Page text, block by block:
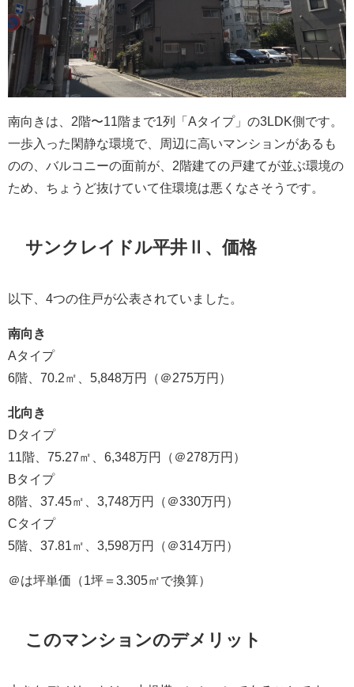
南向きは、2階〜11階まで1列「Aタイプ」の3LDK側です。
一歩入った閑静な環境で、周辺に高いマンションがあるも
のの、バルコニーの面前が、2階建ての戸建てが並ぶ環境の
ため、ちょうど抜けていて住環境は悪くなさそうです。
サンクレイドル平井Ⅱ、価格
以下、4つの住戸が公表されていました。
南向き
Aタイプ
6階、70.2㎡、5,848万円（＠275万円）
北向き
Dタイプ
11階、75.27㎡、6,348万円（＠278万円）
Bタイプ
8階、37.45㎡、3,748万円（＠330万円）
Cタイプ
5階、37.81㎡、3,598万円（＠314万円）
＠は坪単価（1坪＝3.305㎡で換算）
このマンションのデメリット